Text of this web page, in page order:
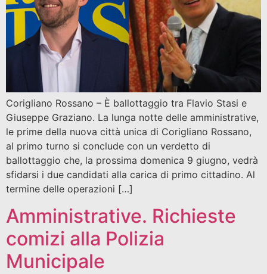
Corigliano Rossano – È ballottaggio tra Flavio Stasi e
Giuseppe Graziano. La lunga notte delle amministrative,
le prime della nuova città unica di Corigliano Rossano,
al primo turno si conclude con un verdetto di
ballottaggio che, la prossima domenica 9 giugno, vedrà
sfidarsi i due candidati alla carica di primo cittadino. Al
termine delle operazioni […]
Amministrative. Richieste
comizi alla Polizia
Municipale